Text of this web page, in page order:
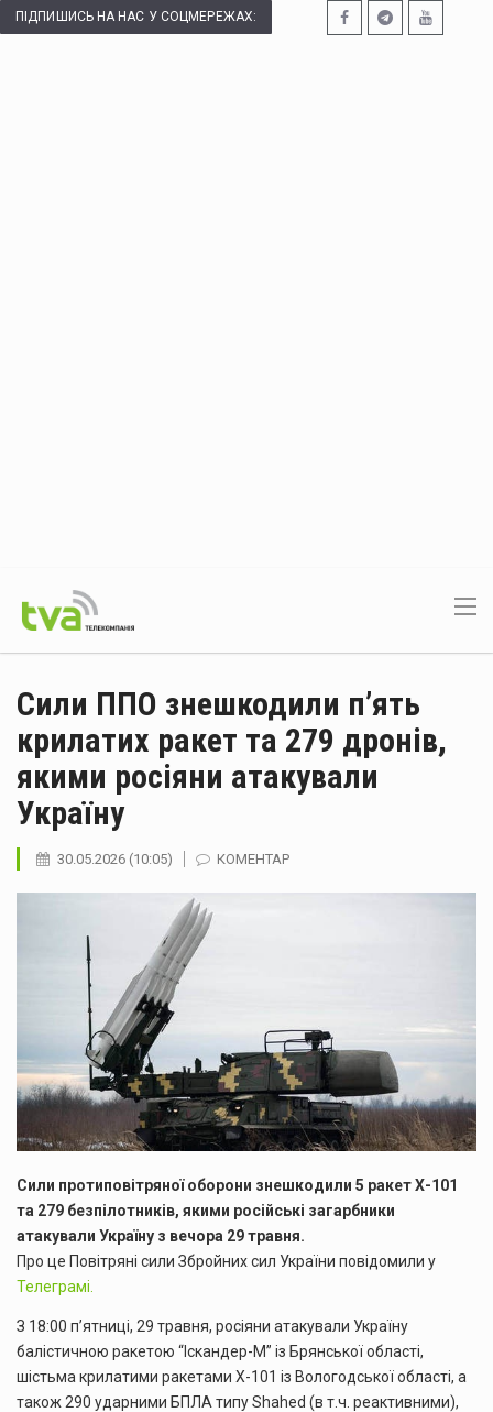
ПІДПИШИСЬ НА НАС У СОЦМЕРЕЖАХ:
Сили ППО знешкодили п’ять
крилатих ракет та 279 дронів,
якими росіяни атакували
Україну
30.05.2026 (10:05) КОМЕНТАР
Сили протиповітряної оборони знешкодили 5 ракет Х-101
та 279 безпілотників, якими російські загарбники
атакували Україну з вечора 29 травня.
Про це Повітряні сили Збройних сил України повідомили у
Телеграмі.
З 18:00 п’ятниці, 29 травня, росіяни атакували Україну
балістичною ракетою “Іскандер-М” із Брянської області,
шістьма крилатими ракетами Х-101 із Вологодської області, а
також 290 ударними БПЛА типу Shahed (в т.ч. реактивними),